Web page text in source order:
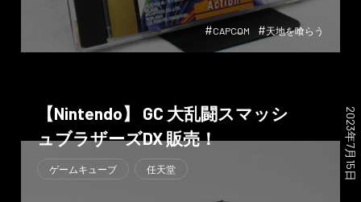
#CAPCOM #天地を喰らう
【Nintendo】 GC 大乱闘スマッシ
ュブラザーズDX 販売！
2023年7月15日
ゲームキューブ 任天堂